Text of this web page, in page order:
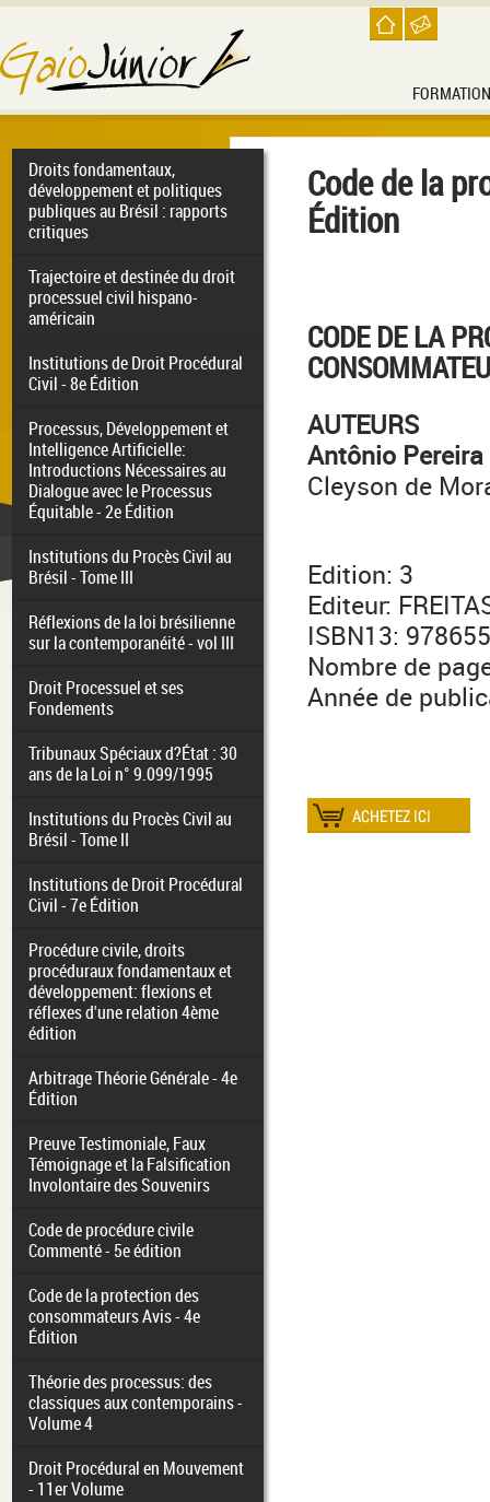
FORMATION
Droits fondamentaux,
développement et politiques
publiques au Brésil : rapports
critiques
Trajectoire et destinée du droit
processuel civil hispano-
américain
Institutions de Droit Procédural
Civil - 8e Édition
Processus, Développement et
Intelligence Artificielle:
Introductions Nécessaires au
Dialogue avec le Processus
Équitable - 2e Édition
Institutions du Procès Civil au
Brésil - Tome III
Réflexions de la loi brésilienne
sur la contemporanéité - vol III
Droit Processuel et ses
Fondements
Tribunaux Spéciaux d?État : 30
ans de la Loi n° 9.099/1995
Institutions du Procès Civil au
Brésil - Tome II
Institutions de Droit Procédural
Civil - 7e Édition
Procédure civile, droits
procéduraux fondamentaux et
développement: flexions et
réflexes d'une relation 4ème
édition
Arbitrage Théorie Générale - 4e
Édition
Preuve Testimoniale, Faux
Témoignage et la Falsification
Involontaire des Souvenirs
Code de procédure civile
Commenté - 5e édition
Code de la protection des
consommateurs Avis - 4e
Édition
Théorie des processus: des
classiques aux contemporains -
Volume 4
Droit Procédural en Mouvement
- 11er Volume
Code de la
Édition
CODE DELA
AUTEURS
Antônio
Cleyson de
Edition: 3
Editeur:
ISBN13:
Nombre de
Année de